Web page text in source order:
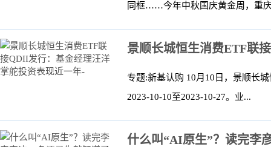
同框……今年中秋国庆黄金周，重
景顺长城恒生消费ETF联
专题:新基认购 10月10日，景顺长
2023-10-10至2023-10-27。业...
什么叫“AI原生”？读完李